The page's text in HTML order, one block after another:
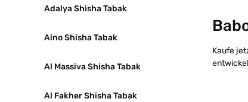
Adalya Shisha Tabak
Aino Shisha Tabak
Al Massiva Shisha Tabak
Al Fakher Shisha Tabak
Kaufe